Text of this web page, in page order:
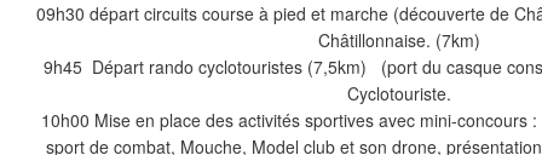
09h30 départ circuits course à pied et marche (découverte de
Châtillonnaise. (7km)
9h45 Départ rando cyclotouristes (7,5km) (port du casque
Cyclotouriste.
10h00 Mise en place des activités sportives avec mini-concours
sport de combat, Mouche, Model club et son drone,